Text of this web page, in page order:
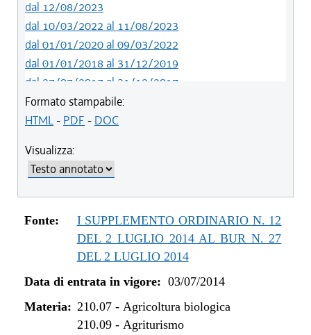
dal 12/08/2023
dal 10/03/2022 al 11/08/2023
dal 01/01/2020 al 09/03/2022
dal 01/01/2018 al 31/12/2019
dal 27/07/2017 al 31/12/2017
dal 13/01/2016 al 26/07/2017
dal 07/01/2015 al 12/01/2016
Formato stampabile:
HTML- PDF - DOC
Visualizza:
Fonte:
I SUPPLEMENTO ORDINARIO N. 12
DEL 2 LUGLIO 2014 AL BUR N. 27
DEL 2 LUGLIO 2014
Data di entrata in vigore: 03/07/2014
Materia: 210.07- Agricoltura biologica
210.09- Agriturismo